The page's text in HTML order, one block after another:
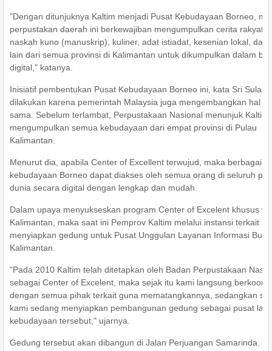
"Dengan ditunjuknya Kaltim menjadi Pusat Kebudayaan Borneo,
perpustakan daerah ini berkewajiban mengumpulkan cerita rakyat,
naskah kuno (manuskrip), kuliner, adat istiadat, kesenian lokal, dan
lain dari semua provinsi di Kalimantan untuk dikumpulkan dalam
digital," katanya.
Inisiatif pembentukan Pusat Kebudayaan Borneo ini, kata Sri
dilakukan karena pemerintah Malaysia juga mengembangkan hal
sama. Sebelum terlambat, Perpustakaan Nasional menunjuk Kaltim
mengumpulkan semua kebudayaan dari empat provinsi di Pulau
Kalimantan.
Menurut dia, apabila Center of Excellent terwujud, maka berbagai
kebudayaan Borneo dapat diakses oleh semua orang di seluruh
dunia secara digital dengan lengkap dan mudah.
Dalam upaya menyukseskan program Center of Excelent khusus
Kalimantan, maka saat ini Pemprov Kaltim melalui instansi terkait
menyiapkan gedung untuk Pusat Unggulan Layanan Informasi
Kalimantan.
"Pada 2010 Kaltim telah ditetapkan oleh Badan Perpustakaan
sebagai Center of Excelent, maka sejak itu kami langsung
dengan semua pihak terkait guna mematangkannya, sedangkan
kami sedang menyiapkan pembangunan gedung sebagai pusat
kebudayaan tersebut," ujarnya.
Gedung tersebut akan dibangun di Jalan Perjuangan Samarinda.